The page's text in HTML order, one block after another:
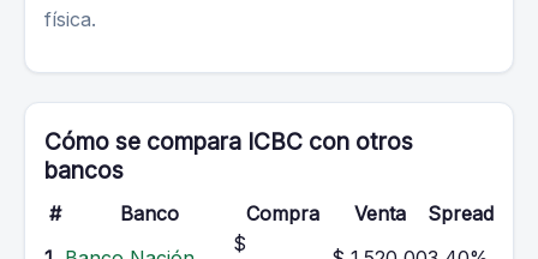
física.
Cómo se compara ICBC con otros
bancos
# Banco Compra Venta
Spread
$